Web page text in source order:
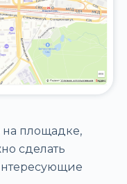
площадке,
сделать